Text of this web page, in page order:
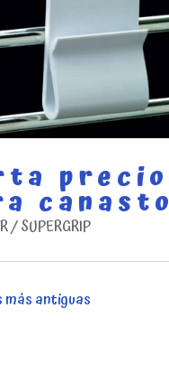
precio
canasto
/ SUPERGRIP
antiguas